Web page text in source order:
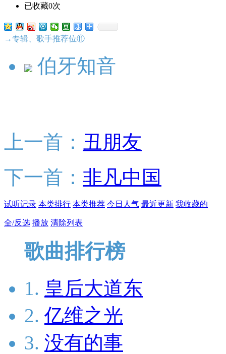
已收藏0次
→专辑、歌手推荐位⑪
伯牙知音
上一首： 丑朋友
下一首： 非凡中国
试听记录 本类排行 本类推荐 今日人气 最近更新 我收藏的
全/反选 播放 清除列表
歌曲排行榜
1. 皇后大道东
2. 亿维之光
3. 没有的事